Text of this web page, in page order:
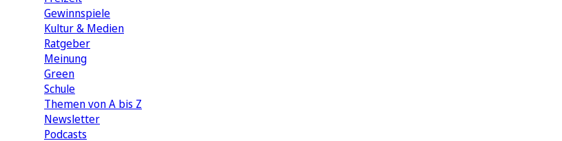
Gewinnspiele
Kultur & Medien
Ratgeber
Meinung
Green
Schule
Themen von A bis Z
Newsletter
Podcasts